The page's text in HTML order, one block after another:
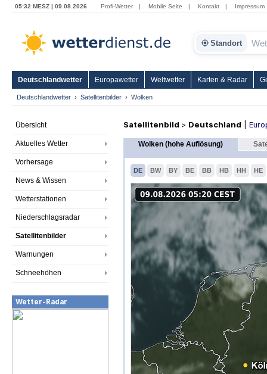
05:32 MESZ | 09.08.2026 Profi-Wetter | Mobile Seite | Kontakt | Impressum
Standort
Deutschlandwetter Europawetter Weltwetter Karten & Radar
Deutschlandwetter Satellitenbilder Wolken
Übersicht
Aktuelles Wetter
Vorhersage
News & Wissen
Wetterstationen
Niederschlagsradar
Satellitenbilder
Warnungen
Schneehöhen
Wetter-Radar
Satellitenbild > Deutschland
Wolken (hohe Auflösung)
DE BW BY BE BB HB HH HE